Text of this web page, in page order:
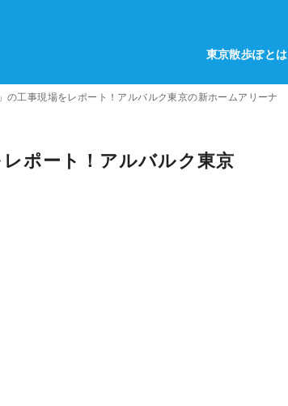
東京散歩ぽとは
の工事現場をレポート！アルバルク東京の新ホームアリーナ
ポート！アルバルク東京